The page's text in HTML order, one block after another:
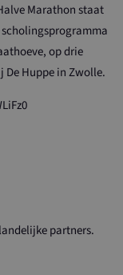
Marathon staat
op drie
De Huppe in Zwolle.
partners.